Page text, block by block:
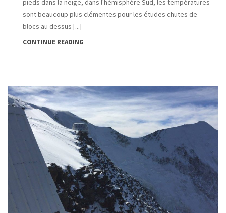
pieds dans la neige, dans l'hémisphère Sud, les températures
sont beaucoup plus clémentes pour les études chutes de
blocs au dessus [...]
CONTINUE READING